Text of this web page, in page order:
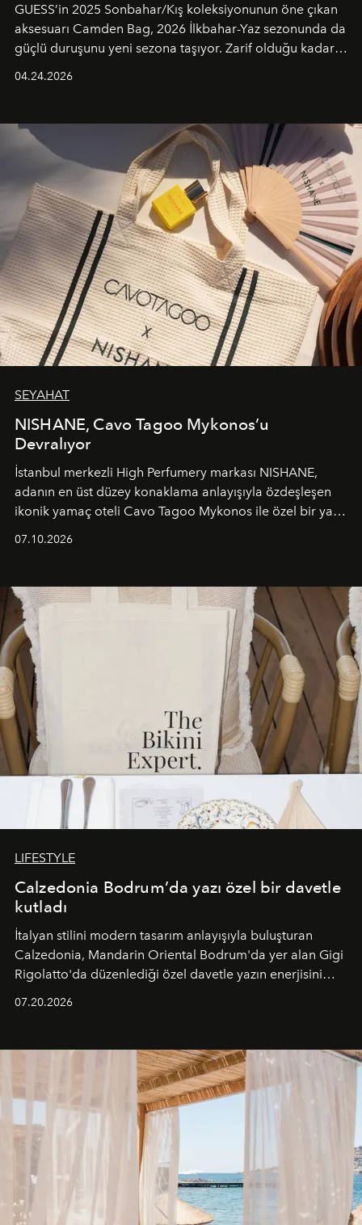
GUESS’in 2025 Sonbahar/Kış koleksiyonunun öne çıkan
aksesuarı Camden Bag, 2026 İlkbahar-Yaz sezonunda da
güçlü duruşunu yeni sezona taşıyor. Zarif olduğu kadar
04.24.2026
SEYAHAT
NISHANE, Cavo Tagoo Mykonos’u
Devralıyor
İstanbul merkezli High Perfumery markası NISHANE,
adanın en üst düzey konaklama anlayışıyla özdeşleşen
ikonik yamaç oteli Cavo Tagoo Mykonos ile özel bir yaz
buluşturarak markanın Cavo Tagoo’daki varlığını
sürükleyici ve mevsime özel bir deneyime dönüştürüyor.
07.10.2026
LIFESTYLE
Calzedonia Bodrum’da yazı özel bir davetle
kutladı
İtalyan stilini modern tasarım anlayışıyla buluşturan
Calzedonia, Mandarin Oriental Bodrum'da yer alan Gigi
Rigolatto'da düzenlediği özel davetle yazın enerjisini
07.20.2026